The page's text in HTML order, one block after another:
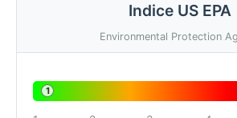
Indice US EPA
Environmental Protection
1